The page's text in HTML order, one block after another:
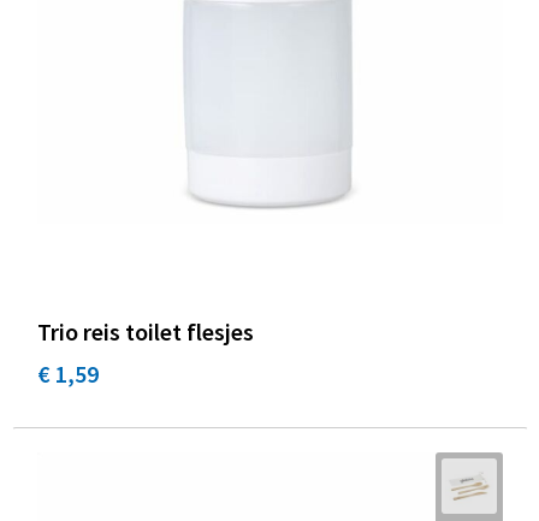
Trio reis toilet flesjes
€ 1,59